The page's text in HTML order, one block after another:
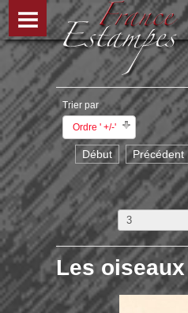
Trier par
Ordre ' +/-'
Début Précédent
Les oiseaux